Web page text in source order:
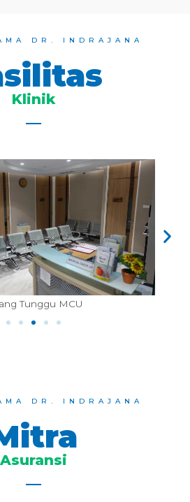
DR. INDRAJANA
Klinik
Tunggu Farmasi
DR. INDRAJANA
Asuransi